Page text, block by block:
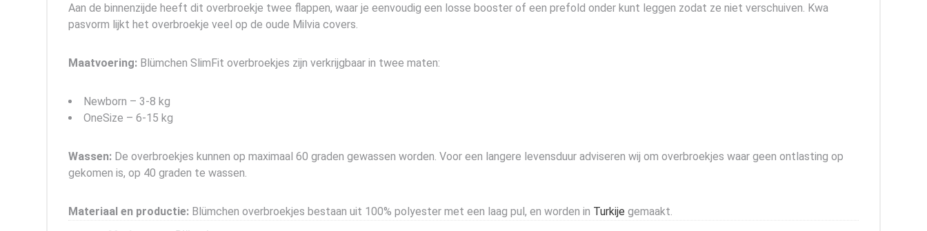
Aan de binnenzijde heeft dit overbroekje twee flappen, waar je eenvoudig een losse booster of een prefold onder kunt leggen zodat ze niet verschuiven. Kwa
pasvorm lijkt het overbroekje veel op de oude Milvia covers.
Maatvoering: Blümchen SlimFit overbroekjes zijn verkrijgbaar in twee maten:
Newborn – 3-8 kg
OneSize – 6-15 kg
Wassen: De overbroekjes kunnen op maximaal 60 graden gewassen worden. Voor een langere levensduur adviseren wij om overbroekjes waar geen ontlasting op
gekomen is, op 40 graden te wassen.
Materiaal en productie: Blümchen overbroekjes bestaan uit 100% polyester met een laag pul, en worden in Turkije gemaakt.